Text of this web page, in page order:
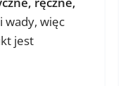
wady, więc
jest